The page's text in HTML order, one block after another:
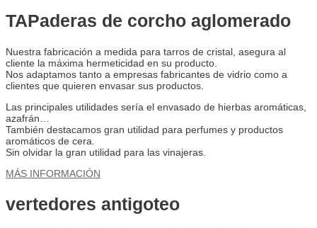
TAPaderas de corcho aglomerado
Nuestra fabricación a medida para tarros de cristal, asegura al
cliente la máxima hermeticidad en su producto.
Nos adaptamos tanto a empresas fabricantes de vidrio como a
clientes que quieren envasar sus productos.
Las principales utilidades sería el envasado de hierbas aromáticas,
azafrán…
También destacamos gran utilidad para perfumes y productos
aromáticos de cera.
Sin olvidar la gran utilidad para las vinajeras.
MÁS INFORMACIÓN
vertedores antigoteo